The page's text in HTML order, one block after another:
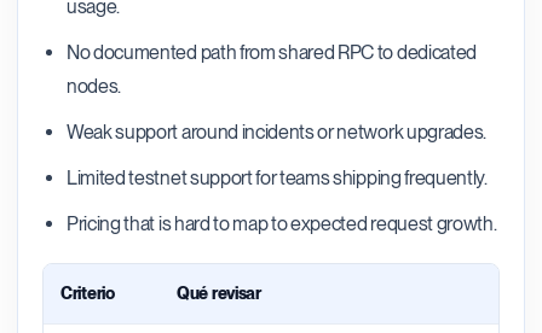
usage.
No documented path from shared RPC to dedicated
nodes.
Weak support around incidents or network upgrades.
Limited testnet support for teams shipping frequently.
Pricing that is hard to map to expected request growth.
Criterio Qué revisar